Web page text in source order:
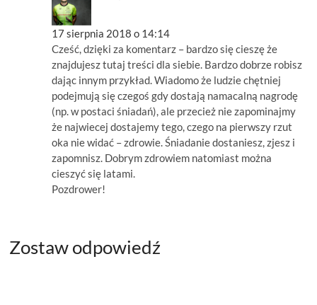
17 sierpnia 2018 o 14:14
Cześć, dzięki za komentarz – bardzo się cieszę że
znajdujesz tutaj treści dla siebie. Bardzo dobrze robisz
dając innym przykład. Wiadomo że ludzie chętniej
podejmują się czegoś gdy dostają namacalną nagrodę
(np. w postaci śniadań), ale przecież nie zapominajmy
że najwiecej dostajemy tego, czego na pierwszy rzut
oka nie widać – zdrowie. Śniadanie dostaniesz, zjesz i
zapomnisz. Dobrym zdrowiem natomiast można
cieszyć się latami.
Pozdrower!
Zostaw odpowiedź